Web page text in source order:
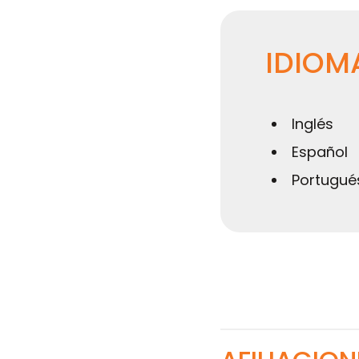
Inglés
Español